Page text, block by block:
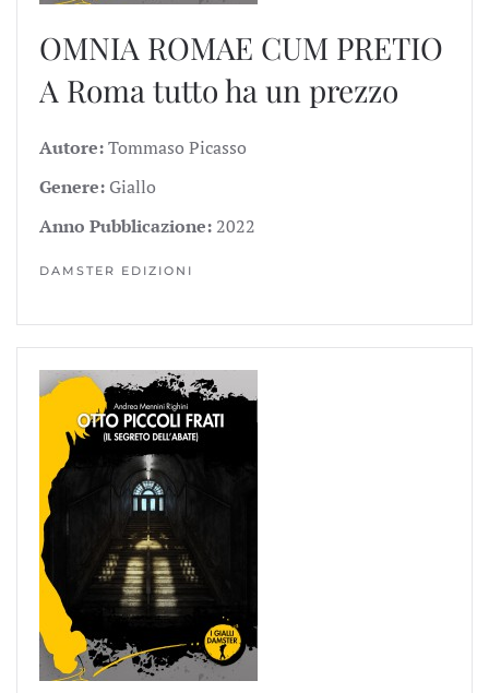
OMNIA ROMAE CUM PRETIO
A Roma tutto ha un prezzo
Autore:Tommaso Picasso
Genere: Giallo
Anno Pubblicazione: 2022
DAMSTER EDIZIONI